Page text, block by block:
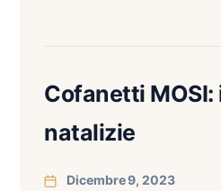
Cofanetti MOSI:
natalizie
Dicembre 9, 2023